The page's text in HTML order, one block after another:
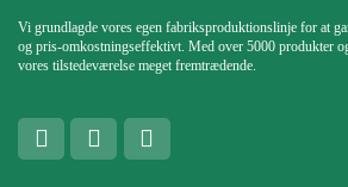
Vi grundlagde vores egen fabriksproduktionslinje for at
og pris-omkostningseffektivt. Med over 5000 produkter
vores tilstedeværelse meget fremtrædende.